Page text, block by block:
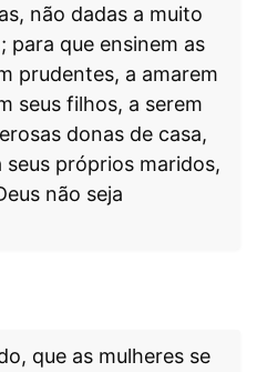
não dadas a muito
para que ensinem as
prudentes, a amarem
seus filhos, a serem
donas de casa,
seus próprios maridos,
não seja
que as mulheres se